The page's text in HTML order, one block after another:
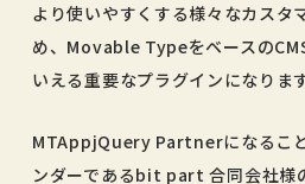
より使いやすくする様々なカスタ
め、Movable Typeをベースの
いえる重要なプラグインになります
MTAppjQuery Partnerになるこ
ンダーであるbit part 合同会社様